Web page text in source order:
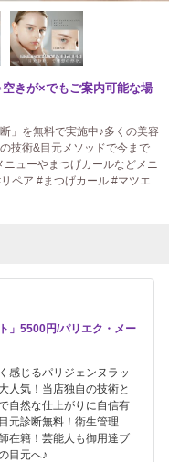
きが×でもご案内可能な場
」を無料で実施中♪多くの美容
技術&目元メソッドで今まで
ューやまつげカールなどメニ
ペア #まつげカール #マツエ
」5500円/パリエク・メー
感じるパリジェンヌラッ
人気！当店独自の技術と
自然な仕上がりに自信有
元診断無料！衛生管理
在籍！芸能人も御用達ブ
目元へ♪